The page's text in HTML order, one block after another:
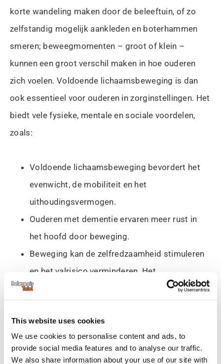
This website uses cookies
We use cookies to personalise content and ads, to
provide social media features and to analyse our traffic.
We also share information about your use of our site with
korte wandeling maken door de beleeftuin, of zo
zelfstandig mogelijk aankleden en boterhammen
smeren; beweegmomenten – groot of klein –
kunnen een groot verschil maken in hoe ouderen
zich voelen. Voldoende lichaamsbeweging is dan
ook essentieel voor ouderen in zorginstellingen. Het
biedt vele fysieke, mentale en sociale voordelen,
zoals:
Voldoende lichaamsbeweging bevordert het
evenwicht, de mobiliteit en het
uithoudingsvermogen.
Ouderen met dementie ervaren meer rust in
het hoofd door beweging.
Beweging kan de zelfredzaamheid stimuleren
en het valrisico verminderen. Het
zelfvertrouwen gaat erop vooruit!
hebben op het slaappatroon en de eetlust.
Door beweging wordt endorfine aangemaakt,
wat ervoor zorgt dat iemand zich gelukkiger